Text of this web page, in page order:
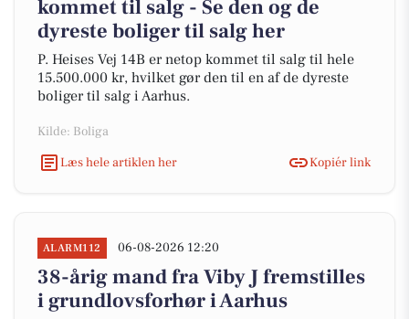
kommet til salg - Se den og de
dyreste boliger til salg her
P. Heises Vej 14B er netop kommet til salg til hele
15.500.000 kr, hvilket gør den til en af de dyreste
boliger til salg i Aarhus.
Kilde: Boliga
Læs hele artiklen her
Kopiér link
ALARM112 06-08-2026 12:20
38-årig mand fra Viby J fremstilles
i grundlovsforhør i Aarhus